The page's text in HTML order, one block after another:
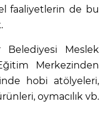
faaliyetlerin de bu
Meslek
Merkezinden
hobi atölyeleri,
oymacılık vb.